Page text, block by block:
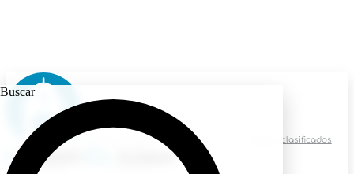
Avisos judiciales Avisos clasificados
Buscar